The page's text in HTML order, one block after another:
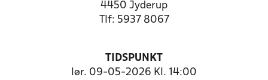
4450 Jyderup
Tlf: 5937 8067
TIDSPUNKT
lør. 09-05-2026 Kl. 14:00